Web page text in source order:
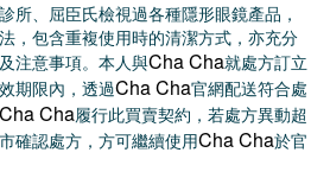
所、屈臣氏檢視過各種隱形眼鏡產品，
，包含重複使用時的清潔方式，亦充分
注意事項。本人與Cha Cha就處方訂立
期限內，透過Cha Cha官網配送符合處
Cha Cha履行此買賣契約，若處方異動超
確認處方，方可繼續使用Cha Cha於官